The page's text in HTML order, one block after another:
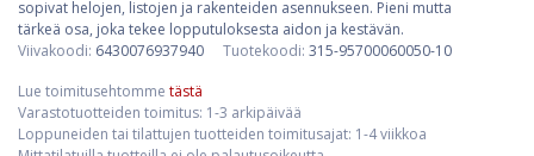
sopivat helojen, listojen ja rakenteiden asennukseen. Pieni mutta
tärkeä osa, joka tekee lopputuloksesta aidon ja kestävän.
Viivakoodi: 6430076937940 Tuotekoodi: 315-95700060050-10
Lue toimitusehtomme tästä
Varastotuotteiden toimitus: 1-3 arkipäivää
Loppuneiden tai tilattujen tuotteiden toimitusajat: 1-4 viikkoa